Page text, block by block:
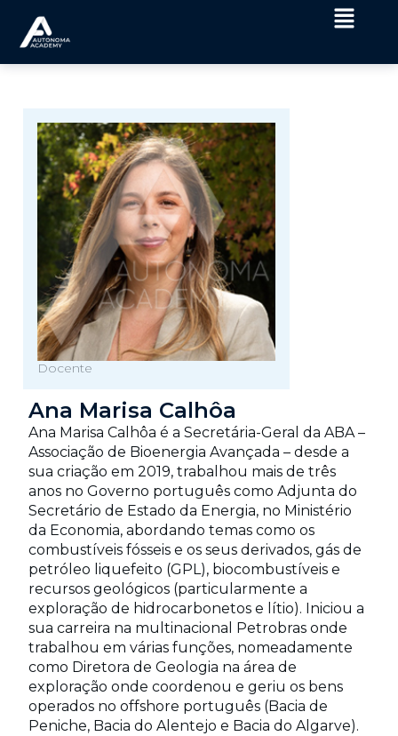
Docente
Ana Marisa Calhôa
Ana Marisa Calhôa é a Secretária-Geral da ABA –
Associação de Bioenergia Avançada – desde a
sua criação em 2019, trabalhou mais de três
anos no Governo português como Adjunta do
Secretário de Estado da Energia, no Ministério
da Economia, abordando temas como os
combustíveis fósseis e os seus derivados, gás de
petróleo liquefeito (GPL), biocombustíveis e
recursos geológicos (particularmente a
exploração de hidrocarbonetos e lítio). Iniciou a
sua carreira na multinacional Petrobras onde
trabalhou em várias funções, nomeadamente
como Diretora de Geologia na área de
exploração onde coordenou e geriu os bens
operados no offshore português (Bacia de
Peniche, Bacia do Alentejo e Bacia do Algarve).